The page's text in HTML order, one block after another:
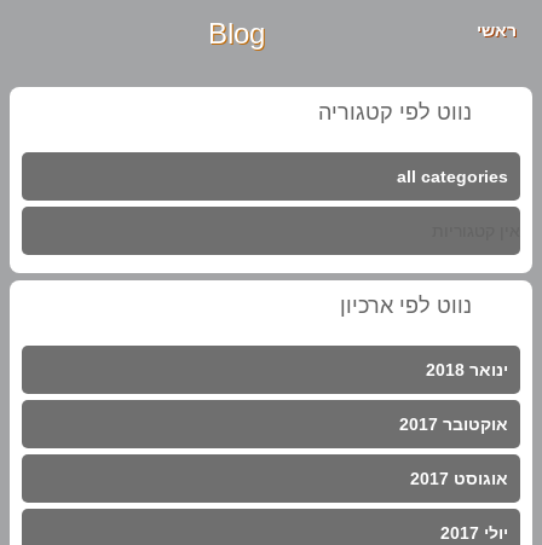
ראשי Blog
נווט לפי קטגוריה
all categories
נווט לפי ארכיון
ינואר 2018
אוקטובר 2017
אוגוסט 2017
יולי 2017